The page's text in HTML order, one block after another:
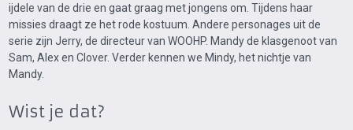
ijdele van de drie en gaat graag met jongens om. Tijdens haar
missies draagt ze het rode kostuum. Andere personages uit de
serie zijn Jerry, de directeur van WOOHP. Mandy de klasgenoot van
Sam, Alex en Clover. Verder kennen we Mindy, het nichtje van
Mandy.
Wist je dat?